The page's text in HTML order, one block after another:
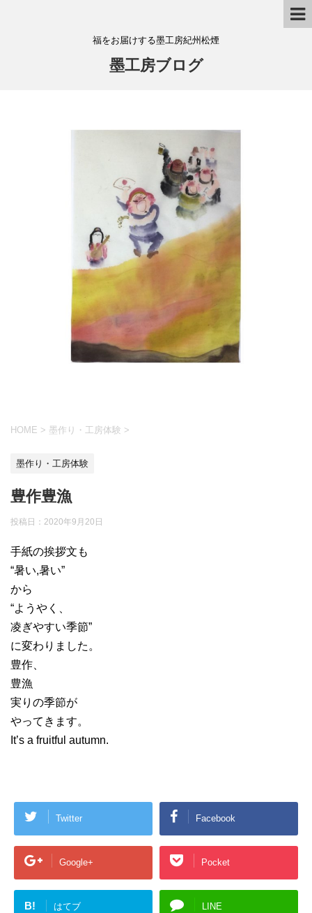
福をお届けする墨工房紀州松煙
墨工房ブログ
HOME > 墨作り・工房体験 >
墨作り・工房体験
豊作豊漁
投稿日： 2020年9月20日
手紙の挨拶文も
“暑い,暑い”
から
“ようやく、
凌ぎやすい季節”
に変わりました。
豊作、
豊漁
実りの季節が
やってきます。
It’s a fruitful autumn.
Twitter Facebook
Google+ Pocket
B! はてブ LINE